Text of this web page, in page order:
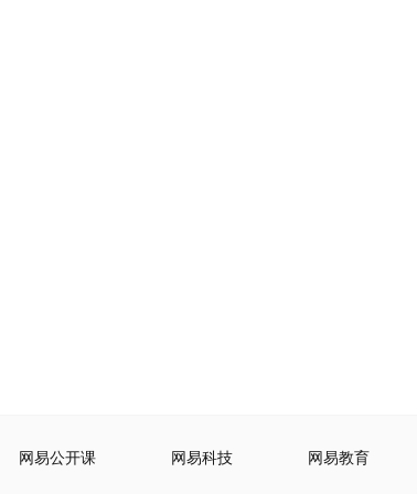
网易公开课 网易科技 网易教育